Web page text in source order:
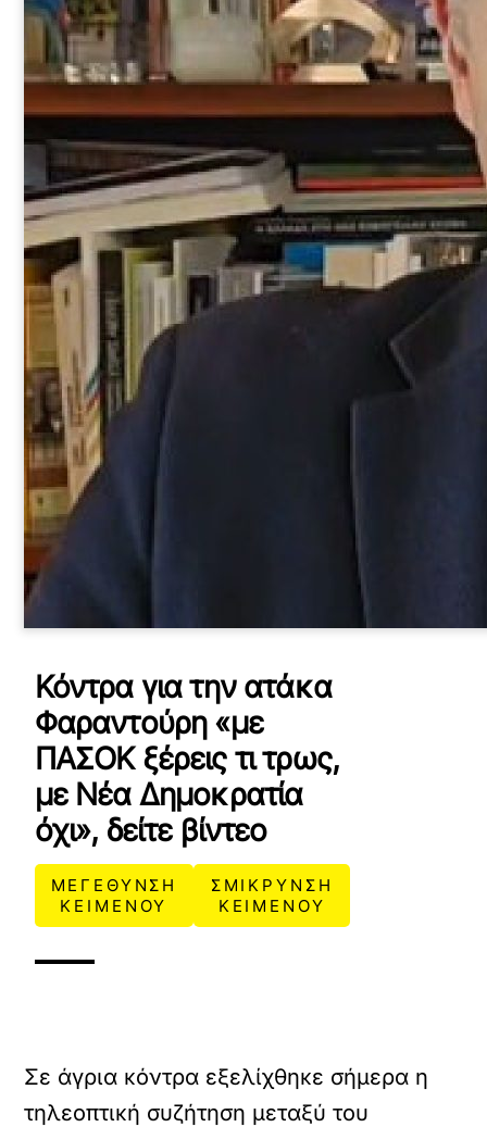
Κόντρα για την ατάκα
Φαραντούρη «με
ΠΑΣΟΚ ξέρεις τι τρως,
με Νέα Δημοκρατία
όχι», δείτε βίντεο
ΜΕΓΕΘΥΝΣΗ
ΚΕΙΜΕΝΟΥ
ΣΜΙΚΡΥΝΣΗ
ΚΕΙΜΕΝΟΥ
Σε άγρια κόντρα εξελίχθηκε σήμερα η
τηλεοπτική συζήτηση μεταξύ του